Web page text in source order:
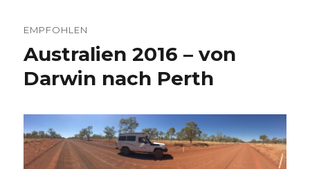
EMPFOHLEN
Australien 2016 – von
Darwin nach Perth